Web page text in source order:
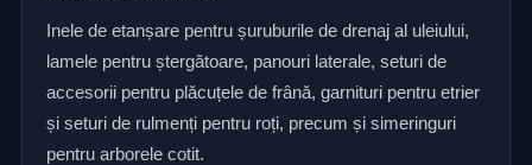
Inele de etanșare pentru șuruburile de drenaj al uleiului,
lamele pentru ștergătoare, panouri laterale, seturi de
accesorii pentru plăcuțele de frână, garnituri pentru etrier
și seturi de rulmenți pentru roți, precum și simeringuri
pentru arborele cotit.